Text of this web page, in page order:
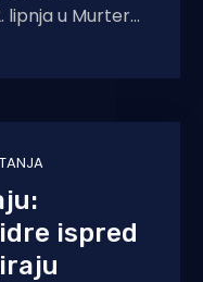
lipnja u Murteru
ispred